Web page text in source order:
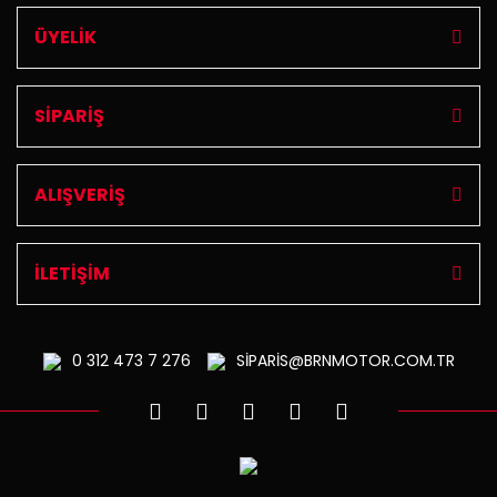
ÜYELİK
SİPARİŞ
ALIŞVERİŞ
İLETİŞİM
0 312473 7 276 SİPARİS@BRNMOTOR.COM.TR